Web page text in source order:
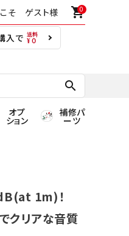
こそ ゲスト様 0
shopping_cart
入で
search
オプ
ション
補修パ
ーツ
1m)！
クリアな音質